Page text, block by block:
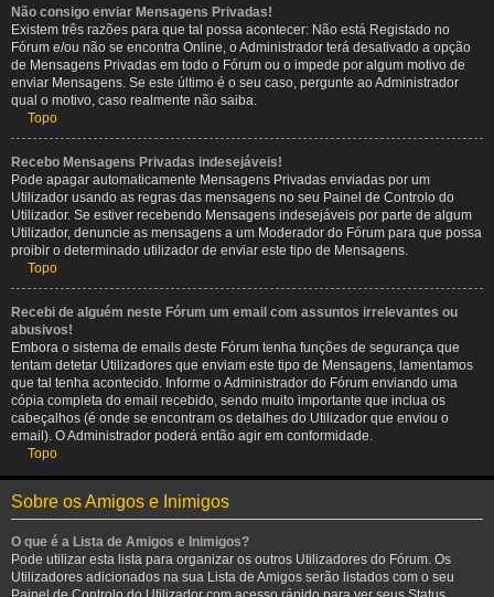
Não consigo enviar Mensagens Privadas!
Existem três razões para que tal possa acontecer: Não está Registado no
Fórum e/ou não se encontra Online, o Administrador terá desativado a opção
de Mensagens Privadas em todo o Fórum ou o impede por algum motivo de
enviar Mensagens. Se este último é o seu caso, pergunte ao Administrador
qual o motivo, caso realmente não saiba.
Topo
Recebo Mensagens Privadas indesejáveis!
Pode apagar automaticamente Mensagens Privadas enviadas por um
Utilizador usando as regras das mensagens no seu Painel de Controlo do
Utilizador. Se estiver recebendo Mensagens indesejáveis por parte de algum
Utilizador, denuncie as mensagens a um Moderador do Fórum para que possa
proibir o determinado utilizador de enviar este tipo de Mensagens.
Topo
Recebi de alguém neste Fórum um email com assuntos irrelevantes ou
abusivos!
Embora o sistema de emails deste Fórum tenha funções de segurança que
tentam detetar Utilizadores que enviam este tipo de Mensagens, lamentamos
que tal tenha acontecido. Informe o Administrador do Fórum enviando uma
cópia completa do email recebido, sendo muito importante que inclua os
cabeçalhos (é onde se encontram os detalhes do Utilizador que enviou o
email). O Administrador poderá então agir em conformidade.
Topo
Sobre os Amigos e Inimigos
O que é a Lista de Amigos e Inimigos?
Pode utilizar esta lista para organizar os outros Utilizadores do Fórum. Os
Utilizadores adicionados na sua Lista de Amigos serão listados com o seu